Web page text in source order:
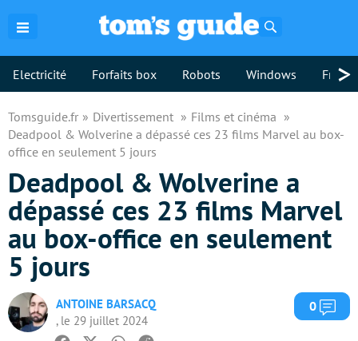
Electricité Forfaits box Robots Windows >
Tomsguide.fr Divertissement
Films et cinéma
Deadpool & Wolverine a dépassé ces 23 films Marvel au box-
office en seulement 5 jours
Deadpool & Wolverine a
dépassé ces 23 films Marvel
au box-office en seulement
5 jours
ANTOINE BARSACQ
, le 29 juillet 2024
0